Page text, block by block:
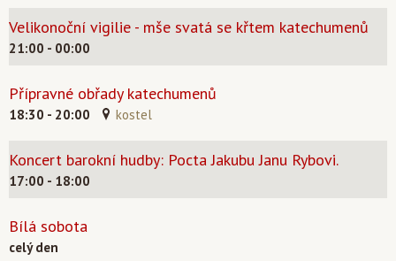
Velikonoční vigilie - mše svatá se křtem katechumenů
21:00 - 00:00
Přípravné obřady katechumenů
18:30 - 20:00 kostel
Koncert barokní hudby: Pocta Jakubu Janu Rybovi.
17:00 - 18:00
Bílá sobota
celý den